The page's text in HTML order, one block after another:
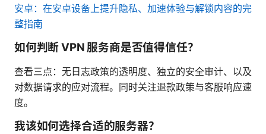
安卓：在安卓设备上提升隐私、加速体验与解锁内容的完
整指南
如何判断 VPN 服务商是否值得信任？
查看三点：无日志政策的透明度、独立的安全审计、以及
对数据请求的应对流程。同时关注退款政策与客服响应速
度。
我该如何选择合适的服务器？